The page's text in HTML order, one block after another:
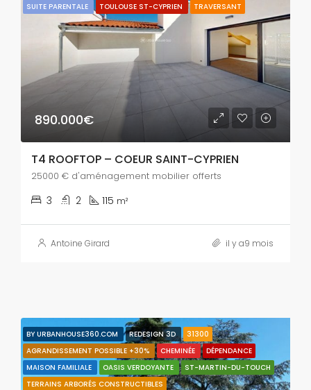
SUITE PARENTALE TOULOUSE ST-CYPRIEN TRAVERSANT
890.000€
T4 ROOFTOP – COEUR SAINT-CYPRIEN
25000 € d'aménagement mobilier offerts
3 2 115 m²
Antoine Girard il y a9 mois
BY URBANHOUSE360.COM REDESIGN 3D
31300
AGRANDISSEMENT POSSIBLE +30%
CHEMINÉE
DÉPENDANCE
MAISON FAMILIALE
OASIS VERDOYANTE
ST-MARTIN-DU-TOUCH
TERRAINS ARBORÉS CONSTRUCTIBLES